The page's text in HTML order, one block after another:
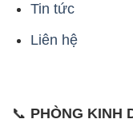
Tin tức
Liên hệ
📞 PHÒNG KINH